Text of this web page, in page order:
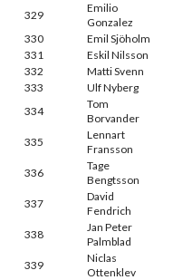
329
Emilio
Gonzalez
330
Emil Sjöholm
331
Eskil Nilsson
332
Matti Svenn
333
Ulf Nyberg
334
Tom
Borvander
335
Lennart
Fransson
336
Tage
Bengtsson
337
David
Fendrich
338
Jan Peter
Palmblad
339
Niclas
Ottenklev